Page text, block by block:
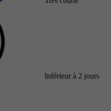
Inférieur à 2 jours